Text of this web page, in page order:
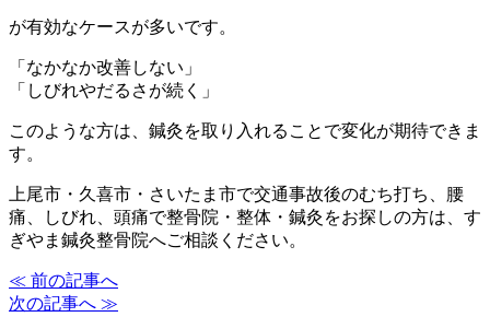
が有効なケースが多いです。
「なかなか改善しない」
「しびれやだるさが続く」
このような方は、鍼灸を取り入れることで変化が期待できま
す。
上尾市・久喜市・さいたま市で交通事故後のむち打ち、腰
痛、しびれ、頭痛で整骨院・整体・鍼灸をお探しの方は、す
ぎやま鍼灸整骨院へご相談ください。
≪ 前の記事へ
次の記事へ ≫